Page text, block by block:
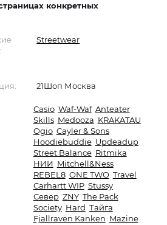
конкретных
Streetwear
21Шоп Москва
Casio Waf-Waf Anteater
Skills Medooza KRAKATAU
Ogio Cayler & Sons
Hoodiebuddie Updeadup
Street Balance Ritmika
НИИ Mitchell&Ness
REBEL8 ONE TWO Travel
Carhartt WIP Stussy
Север ZNY The Pack
Society Hard Тайга
Fjallraven Kanken Mazine